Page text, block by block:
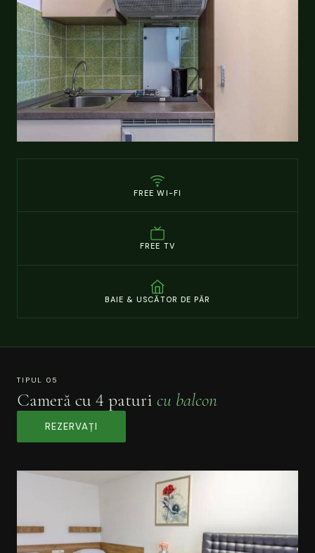
FREE WI-FI
FREE TV
BAIE & USCĂTOR DE PĂR
TIPUL 05
Cameră cu 4 paturi cu balcon
REZERVAȚI